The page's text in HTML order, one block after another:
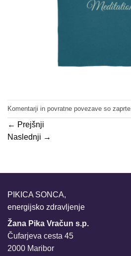
Komentarji in povratne povezave so zaprte.
← Prejšnji
Naslednji →
PIKICA SONCA,
energijsko zdravljenje
Žana Pika Vračun s.p.
Čufarjeva cesta 45
2000 Maribor